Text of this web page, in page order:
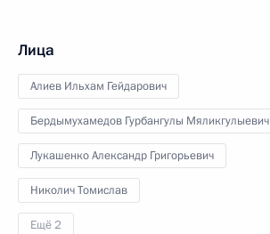
Лица
Алиев Ильхам Гейдарович
Бердымухамедов Гурбангулы Мяликгулыевич
Лукашенко Александр Григорьевич
Николич Томислав
Ещё 2